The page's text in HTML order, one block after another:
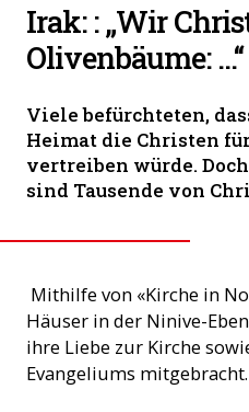
Irak: : „Wir
Olivenbäume: ...“
Viele befürchteten,
Heimat die Christen
vertreiben würde.
sind Tausende von
Mithilfe von «Kirche in
Häuser in der Ninive-
ihre Liebe zur Kirche
Evangeliums mitgebracht.